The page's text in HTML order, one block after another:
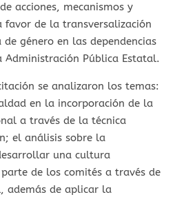
acciones, mecanismos y
favor de la transversalización
género en las dependencias
Administración Pública Estatal.
se analizaron los temas:
en la incorporación de la
a través de la técnica
el análisis sobre la
una cultura
de los comités a través de
además de aplicar la